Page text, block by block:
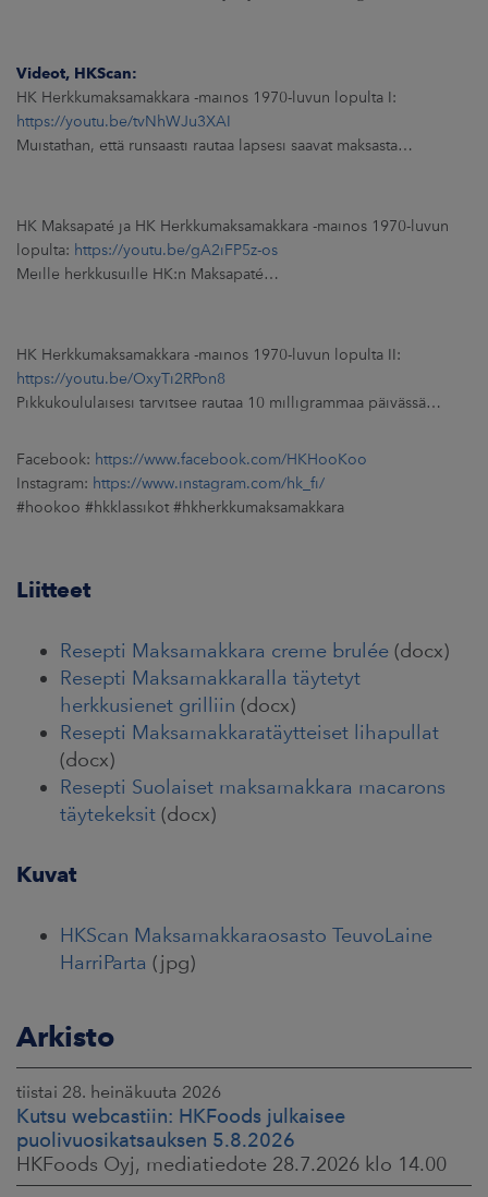
Videot, HKScan:
HK Herkkumaksamakkara -mainos 1970-luvun lopulta I:
https://youtu.be/tvNhWJu3XAI
Muistathan, että runsaasti rautaa lapsesi saavat maksasta…
HK Maksapaté ja HK Herkkumaksamakkara -mainos 1970-luvun
lopulta: https://youtu.be/gA2iFP5z-os
Meille herkkusuille HK:n Maksapaté…
HK Herkkumaksamakkara -mainos 1970-luvun lopulta II:
https://youtu.be/OxyTi2RPon8
Pikkukoululaisesi tarvitsee rautaa 10 milligrammaa päivässä…
Facebook: https://www.facebook.com/HKHooKoo
Instagram: https://www.instagram.com/hk_fi/
#hookoo #hkklassikot #hkherkkumaksamakkara
Liitteet
Resepti Maksamakkara creme brulée (docx)
Resepti Maksamakkaralla täytetyt
herkkusienet grilliin (docx)
Resepti Maksamakkaratäytteiset lihapullat
(docx)
Resepti Suolaiset maksamakkara macarons
täytekeksit (docx)
Kuvat
HKScan Maksamakkaraosasto TeuvoLaine
HarriParta (jpg)
Arkisto
tiistai 28. heinäkuuta 2026
Kutsu webcastiin: HKFoods julkaisee
puolivuosikatsauksen 5.8.2026
HKFoods Oyj, mediatiedote 28.7.2026 klo 14.00